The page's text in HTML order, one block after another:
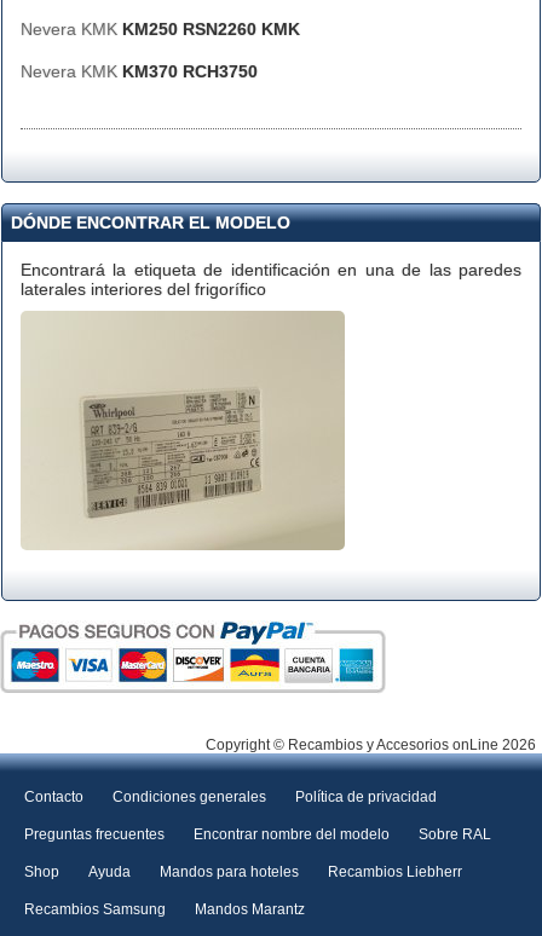
Nevera KMK KM250 RSN2260 KMK
Nevera KMK KM370 RCH3750
DÓNDE ENCONTRAR EL MODELO
Encontrará la etiqueta de identificación en una de las paredes
laterales interiores del frigorífico
Copyright © Recambios y Accesorios onLine 2026
Contacto Condiciones generales Política de privacidad
Preguntas frecuentes Encontrar nombre del modelo Sobre RAL
Shop Ayuda Mandos para hoteles Recambios Liebherr
Recambios Samsung Mandos Marantz